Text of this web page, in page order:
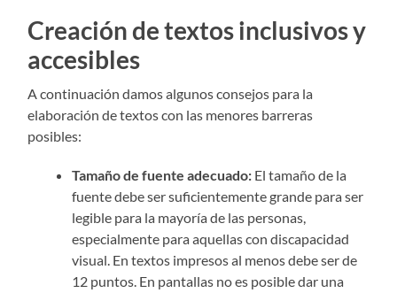
Creación de textos inclusivos y
accesibles
A continuación damos algunos consejos para la
elaboración de textos con las menores barreras
posibles:
Tamaño de fuente adecuado: El tamaño de la
fuente debe ser suficientemente grande para ser
legible para la mayoría de las personas,
especialmente para aquellas con discapacidad
visual. En textos impresos al menos debe ser de
12 puntos. En pantallas no es posible dar una